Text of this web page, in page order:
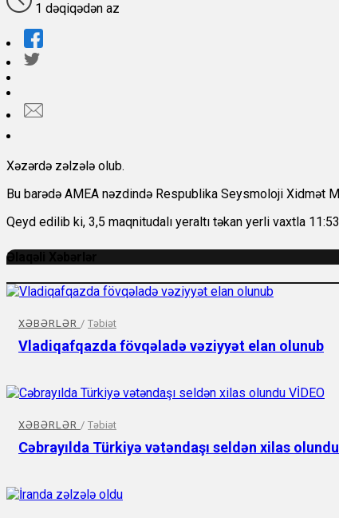
1 dəqiqədən az
Xəzərdə zəlzələ olub.
Bu barədə AMEA nəzdində Respublika Seysmoloji Xidmət
Qeyd edilib ki, 3,5 maqnitudalı yeraltı təkan yerli vaxtla
Əlaqəli Xəbərlər
XƏBƏRLƏR / Təbiət
Vladiqafqazda fövqəladə vəziyyət elan olunub
XƏBƏRLƏR / Təbiət
Cəbrayılda Türkiyə vətəndaşı seldən xilas olundu